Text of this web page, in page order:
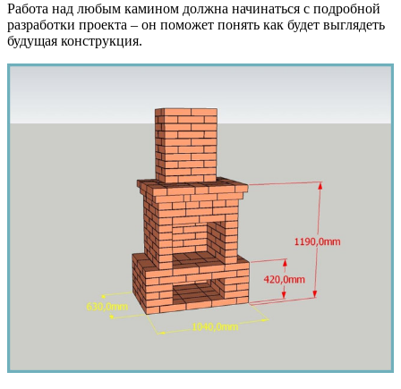
Работа над любым камином должна начинаться с подробной
разработки проекта – он поможет понять как будет выглядеть
будущая конструкция.